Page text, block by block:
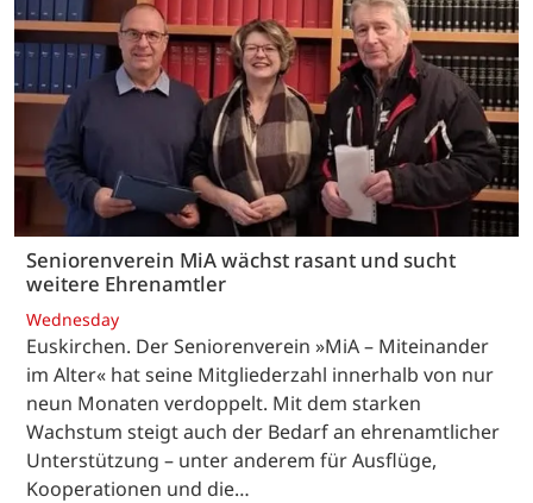
Seniorenverein MiA wächst rasant und sucht
weitere Ehrenamtler
Wednesday
Euskirchen. Der Seniorenverein »MiA – Miteinander
im Alter« hat seine Mitgliederzahl innerhalb von nur
neun Monaten verdoppelt. Mit dem starken
Wachstum steigt auch der Bedarf an ehrenamtlicher
Unterstützung – unter anderem für Ausflüge,
Kooperationen und die…